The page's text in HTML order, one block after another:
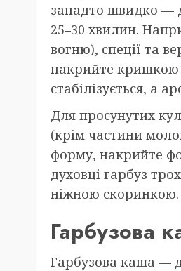
занадто швидко —
25–30 хвилин.
вогню), спеції та
накрийте кришкою
стабілізується, а
Для просунутих
(крім частини
форму, накрийте
духовці гарбуз
ніжною скоринкою.
Гарбузова
Гарбузова каша —